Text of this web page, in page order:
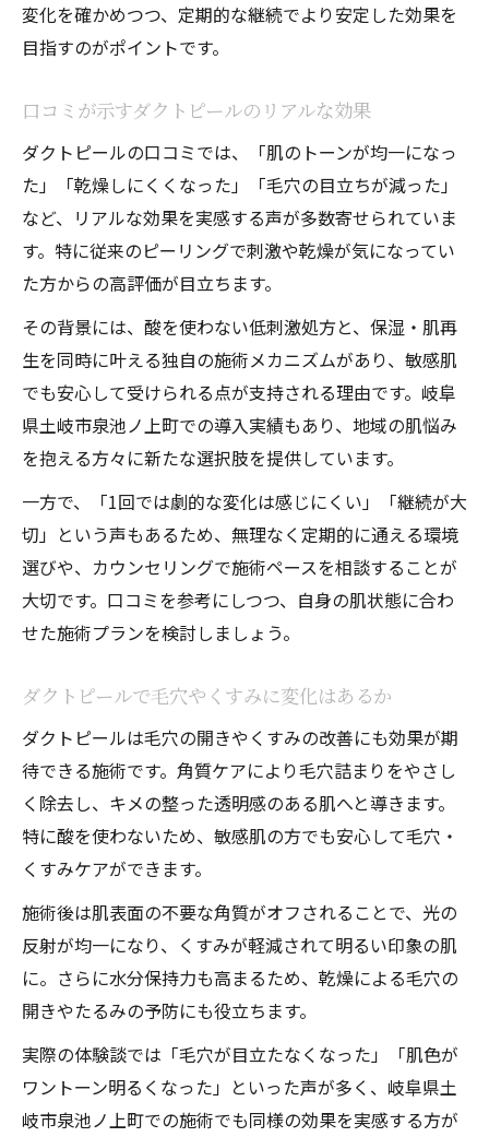
変化を確かめつつ、定期的な継続でより安定した効果を
目指すのがポイントです。
口コミが示すダクトピールのリアルな効果
ダクトピールの口コミでは、「肌のトーンが均一になっ
た」「乾燥しにくくなった」「毛穴の目立ちが減った」
など、リアルな効果を実感する声が多数寄せられていま
す。特に従来のピーリングで刺激や乾燥が気になってい
た方からの高評価が目立ちます。
その背景には、酸を使わない低刺激処方と、保湿・肌再
生を同時に叶える独自の施術メカニズムがあり、敏感肌
でも安心して受けられる点が支持される理由です。岐阜
県土岐市泉池ノ上町での導入実績もあり、地域の肌悩み
を抱える方々に新たな選択肢を提供しています。
一方で、「1回では劇的な変化は感じにくい」「継続が大
切」という声もあるため、無理なく定期的に通える環境
選びや、カウンセリングで施術ペースを相談することが
大切です。口コミを参考にしつつ、自身の肌状態に合わ
せた施術プランを検討しましょう。
ダクトピールで毛穴やくすみに変化はあるか
ダクトピールは毛穴の開きやくすみの改善にも効果が期
待できる施術です。角質ケアにより毛穴詰まりをやさし
く除去し、キメの整った透明感のある肌へと導きます。
特に酸を使わないため、敏感肌の方でも安心して毛穴・
くすみケアができます。
施術後は肌表面の不要な角質がオフされることで、光の
反射が均一になり、くすみが軽減されて明るい印象の肌
に。さらに水分保持力も高まるため、乾燥による毛穴の
開きやたるみの予防にも役立ちます。
実際の体験談では「毛穴が目立たなくなった」「肌色が
ワントーン明るくなった」といった声が多く、岐阜県土
岐市泉池ノ上町での施術でも同様の効果を実感する方が